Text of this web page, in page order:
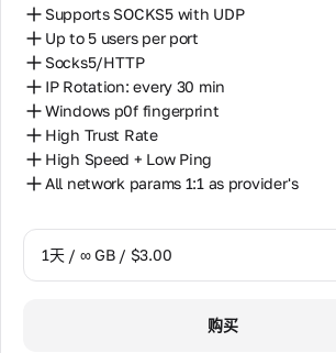
Supports SOCKS5 with UDP
Up to 5 users per port
Socks5/HTTP
IP Rotation: every 30 min
Windows p0f fingerprint
High Trust Rate
High Speed + Low Ping
All network params 1:1 as provider's
1天 / ∞ GB / $3.00
购买